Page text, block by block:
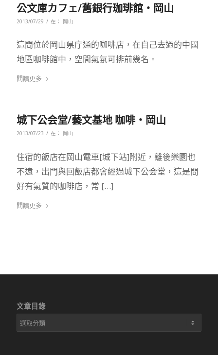
公文庫カフェ/舊銀行珈琲館‧岡山
2013/07/29 / 在： 岡山
這間位於岡山県庁通的咖啡店，在自己去過的中國
地區咖啡館中，空間氣氛可排前幾名。
閱讀更多
城下公会堂/藝文基地 咖啡‧岡山
2013/07/23 / 在： 岡山
住宿的飯店在岡山電車[城下站]附近，離後樂園也
不遠，出門與回飯店都會經過城下公会堂，這是間
好有氣質的咖啡店，常 […]
閱讀更多
文章目錄
文
章